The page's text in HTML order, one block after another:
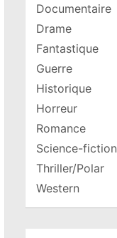
Documentaire
Drame
Fantastique
Guerre
Historique
Horreur
Romance
Science-fiction
Thriller/Polar
Western